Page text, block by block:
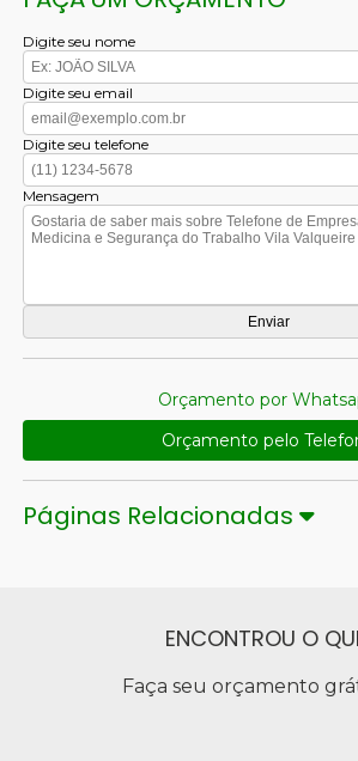
Digite seu nome
Digite seu email
Digite seu telefone
Mensagem
Orçamento por
Orçamento pelo
Páginas Relacionadas
ENCONTROU O
Faça seu orçamento